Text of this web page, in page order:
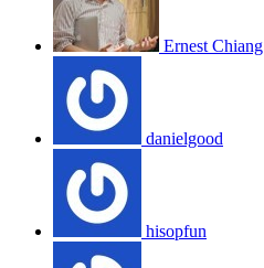
Ernest Chiang
danielgood
hisopfun